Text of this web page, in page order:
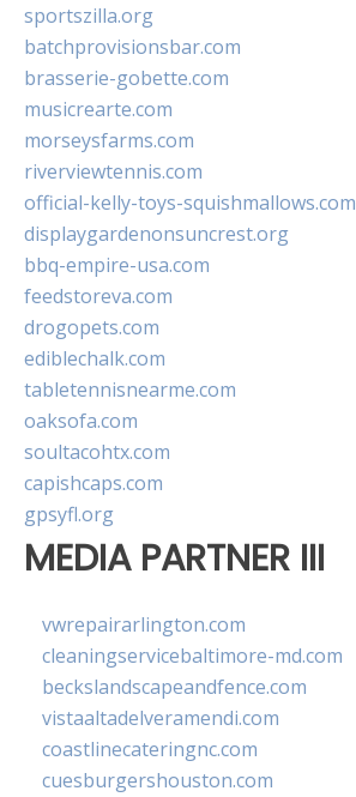
sportszilla.org
batchprovisionsbar.com
brasserie-gobette.com
musicrearte.com
morseysfarms.com
riverviewtennis.com
official-kelly-toys-squishmallows.com
displaygardenonsuncrest.org
bbq-empire-usa.com
feedstoreva.com
drogopets.com
ediblechalk.com
tabletennisnearme.com
oaksofa.com
soultacohtx.com
capishcaps.com
gpsyfl.org
MEDIA PARTNER III
vwrepairarlington.com
cleaningservicebaltimore-md.com
beckslandscapeandfence.com
vistaaltadelveramendi.com
coastlinecateringnc.com
cuesburgershouston.com